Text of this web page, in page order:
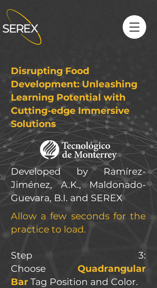
Disrupting Food
Development: Unleashing
Learning Potential with
Cutting-edge Immersive
Solutions
Developed by Ramírez-
Jiménez, A.K., Maldonado-
Guevara, B.I. and SEREX
Allow a few seconds for the
practice to load.
Step 3:
Choose Quadrangular
Bar Tag Position and Color.